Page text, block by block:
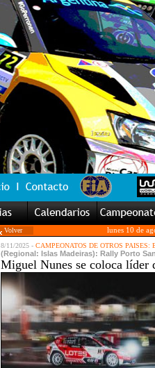
Volver
lunes 10 de
8/11/2025 - CAMPEONATOS DE OTROS PAISES:
(Regional: Islas Madeiras): Rally Porto
Miguel Nunes se coloca líder